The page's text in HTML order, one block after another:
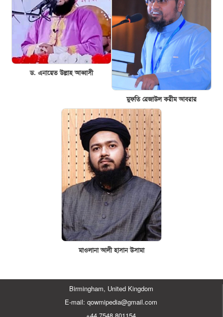
ড. এনায়েত উল্লাহ আব্বাসী
মুফতি রেজাউল করীম আবরার
মাওলানা আলী হাসান উসামা
Birmingham, United Kingdom
E-mail: qowmipedia@gmail.com